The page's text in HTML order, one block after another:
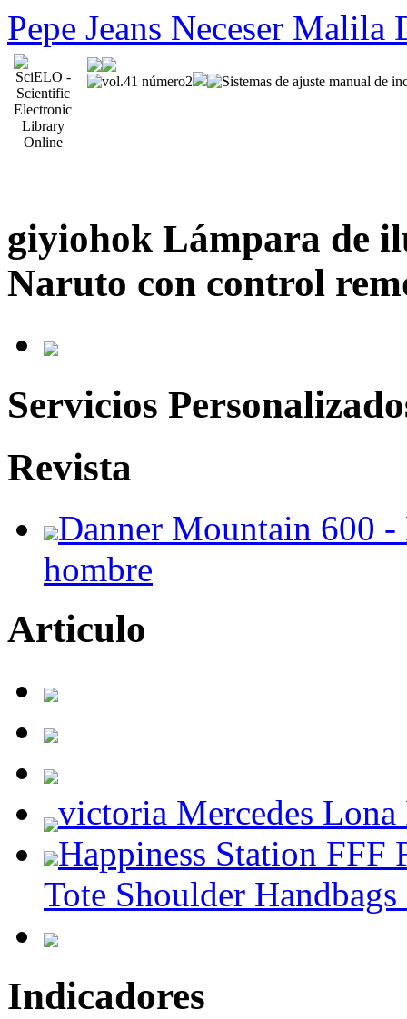
Pepe Jeans Neceser
giyiohok Lámpara de
Naruto con control
Servicios
Revista
Danner Mountain 600 -
hombre
Articulo
victoria Mercedes Lona
Happiness Station FFF
Tote Shoulder
Indicadores